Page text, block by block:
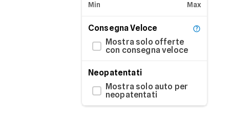
Min Max
Consegna Veloce
Mostra solo offerte
con consegna veloce
Neopatentati
Mostra solo auto per
neopatentati